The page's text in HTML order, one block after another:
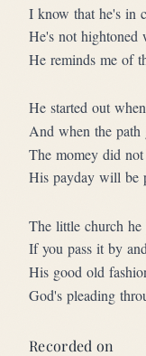
I know that he's in
He's not hightoned
He reminds me of
He started out
And when the path
The momey did not
His payday will be
The little church he
If you pass it by
His good old
God's pleading
Recorded on